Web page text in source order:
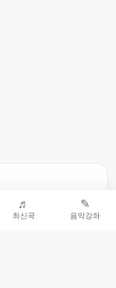
을 수 있는 음악 정보
♬
최신곡
✎
음악강좌